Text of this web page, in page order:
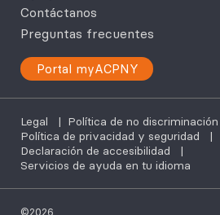
Contáctanos
Preguntas frecuentes
Portal myACPNY
Legal | Política de no discriminación
Política de privacidad y seguridad
|
Declaración de accesibilidad
|
Servicios de ayuda en tu idioma
©2026